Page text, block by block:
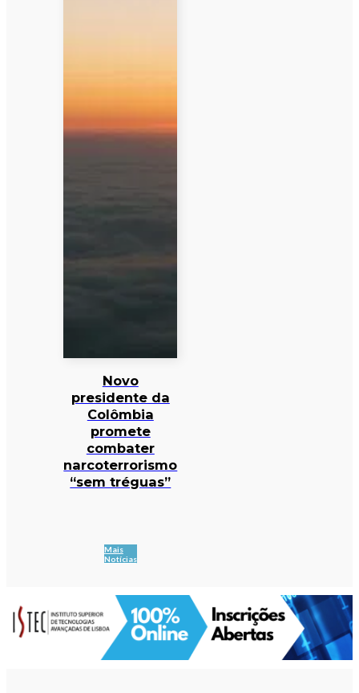
Novo
presidente da
Colômbia
promete
combater
narcoterrorismo
“sem tréguas”
Mais
Notícias